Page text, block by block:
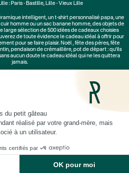
: Paris - Bastille, Lille - Vieux Lille
intelligent, unt-shirt personnalisé papa, une
hommeou unsac banane homme, desobjets de
large sélection de500 idées de cadeauxchoisies
de toute évidence le cadeau idéal à offrir pour
pour se faire plaisir. Noël,fête des pères,fête
,pendaison de crémaillère, pot de départ : qu'ils
aucun doute le cadeau idéal qui ne les quittera
jamais.
des Grands-Mères
Cadeaux Secret Santa
légales-Cookies-Politique de confidentialité